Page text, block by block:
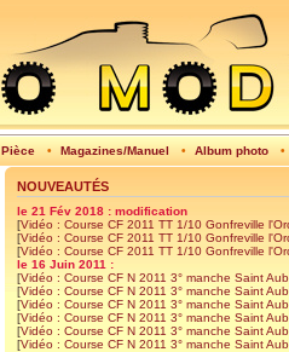
Pièce • Magazines/Manuel • Album photo •
NOUVEAUTÉS
le 21 Fév 2018 : modification
[Vidéo : Course CF 2011 TT 1/10 Gonfreville
[Vidéo : Course CF 2011 TT 1/10 Gonfreville
[Vidéo : Course CF 2011 TT 1/10 Gonfreville
le 16 Juin 2011 :
[Vidéo : Course CF N 2011 3° manche Saint
[Vidéo : Course CF N 2011 3° manche Saint
[Vidéo : Course CF N 2011 3° manche Saint
[Vidéo : Course CF N 2011 3° manche Saint
[Vidéo : Course CF N 2011 3° manche Saint
[Vidéo : Course CF N 2011 3° manche Saint